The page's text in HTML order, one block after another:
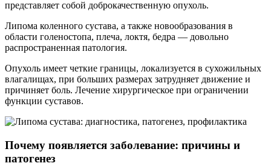
представляет собой доброкачественную опухоль.
Липома коленного сустава, а также новообразования в
области голеностопа, плеча, локтя, бедра — довольно
распространенная патология.
Опухоль имеет четкие границы, локализуется в сухожильных
влагалищах, при больших размерах затрудняет движение и
причиняет боль. Лечение хирургическое при ограничении
функции суставов.
Почему появляется заболевание: причины и
патогенез